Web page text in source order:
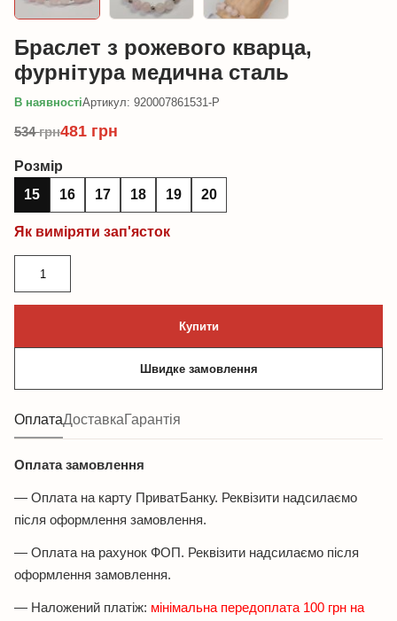
Браслет з рожевого кварца,
фурнітура медична сталь
В наявностіАртикул: 920007861531-P
534грн481 грн
Розмір
15
16 17 18 19 20
Як виміряти зап'ясток
рожевого
фурнітура
сталь
кількість
Купити
Швидке замовлення
ОплатаДоставкаГарантія
Оплата замовлення
— Оплата на карту ПриватБанку. Реквізити надсилаємо
після оформлення замовлення.
— Оплата на рахунок ФОП. Реквізити надсилаємо після
оформлення замовлення.
— Наложений платіж: мінімальна передоплата 100 грн на